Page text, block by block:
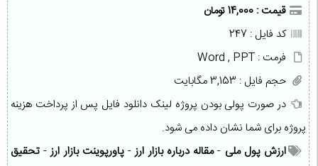
قیمت : 14,000 تومان
کد فایل : 247
فرمت : Word , PPT
حجم فایل : 3,153 مگابایت
در صورت پولی بودن پروژه لینک دانلود فایل پس از پرداخت هزینه
پروژه برای شما نشان داده می شود.
ارزش پول ملی-مقاله درباره بازار ارز- پاورپوینت بازار ارز- تحقیق